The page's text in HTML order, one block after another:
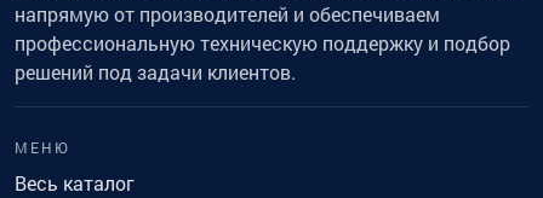
напрямую от производителей и обеспечиваем
профессиональную техническую поддержку и подбор
решений под задачи клиентов.
МЕНЮ
Весь каталог